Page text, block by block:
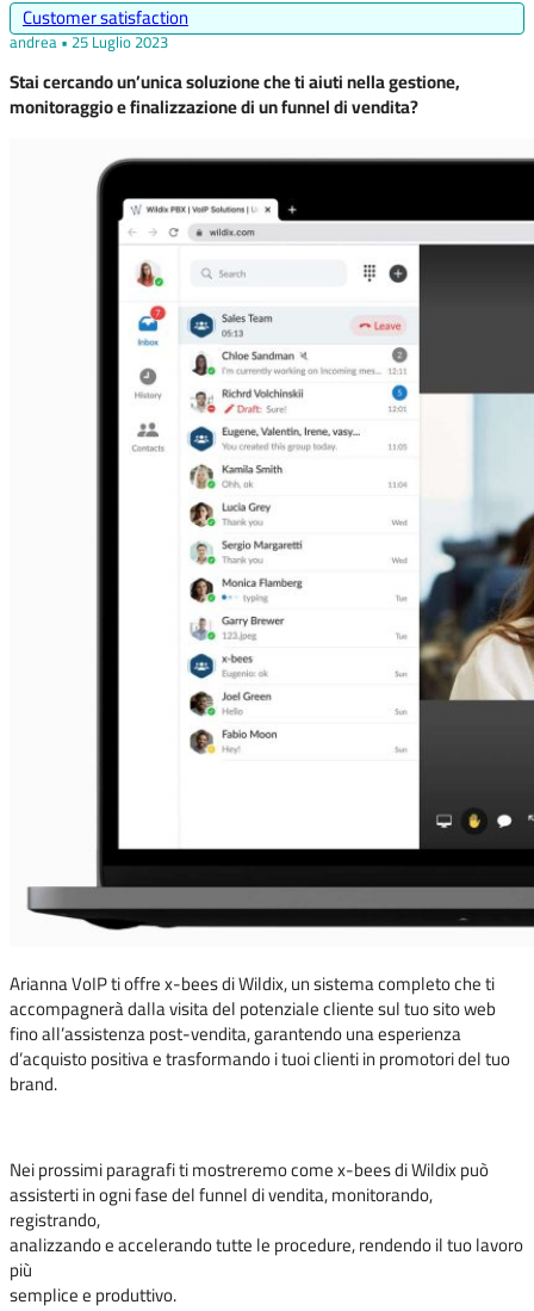
Customer satisfaction
andrea • 25 Luglio 2023
Stai cercando un’unica soluzione che ti aiuti nella gestione,
monitoraggio e finalizzazione di un funnel di vendita?
Arianna VoIP ti offre x-bees di Wildix, un sistema completo che ti
accompagnerà dalla visita del potenziale cliente sul tuo sito web
fino all’assistenza post-vendita, garantendo una esperienza
d’acquisto positiva e trasformando i tuoi clienti in promotori del tuo
brand.
Nei prossimi paragrafi ti mostreremo come x-bees di Wildix può
assisterti in ogni fase del funnel di vendita, monitorando,
registrando,
analizzando e accelerando tutte le procedure, rendendo il tuo lavoro
più
semplice e produttivo.